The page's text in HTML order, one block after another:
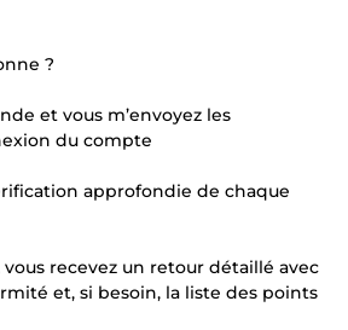
?
et vous m’envoyez les
du compte
approfondie de chaque
recevez un retour détaillé avec
et, si besoin, la liste des points